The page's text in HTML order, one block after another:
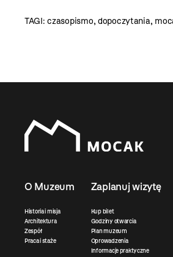
TAGI:czasopismo, dopoczytania,
O Muzeum
Historia i misja
Architektura
Zespół
Praca i staże
Zaplanuj wizytę
Kup bilet
Godziny otwarcia
Plan muzeum
Oprowadzenia
Informacje praktyczne